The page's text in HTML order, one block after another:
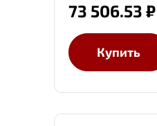
73 506.53 ₽
Купить